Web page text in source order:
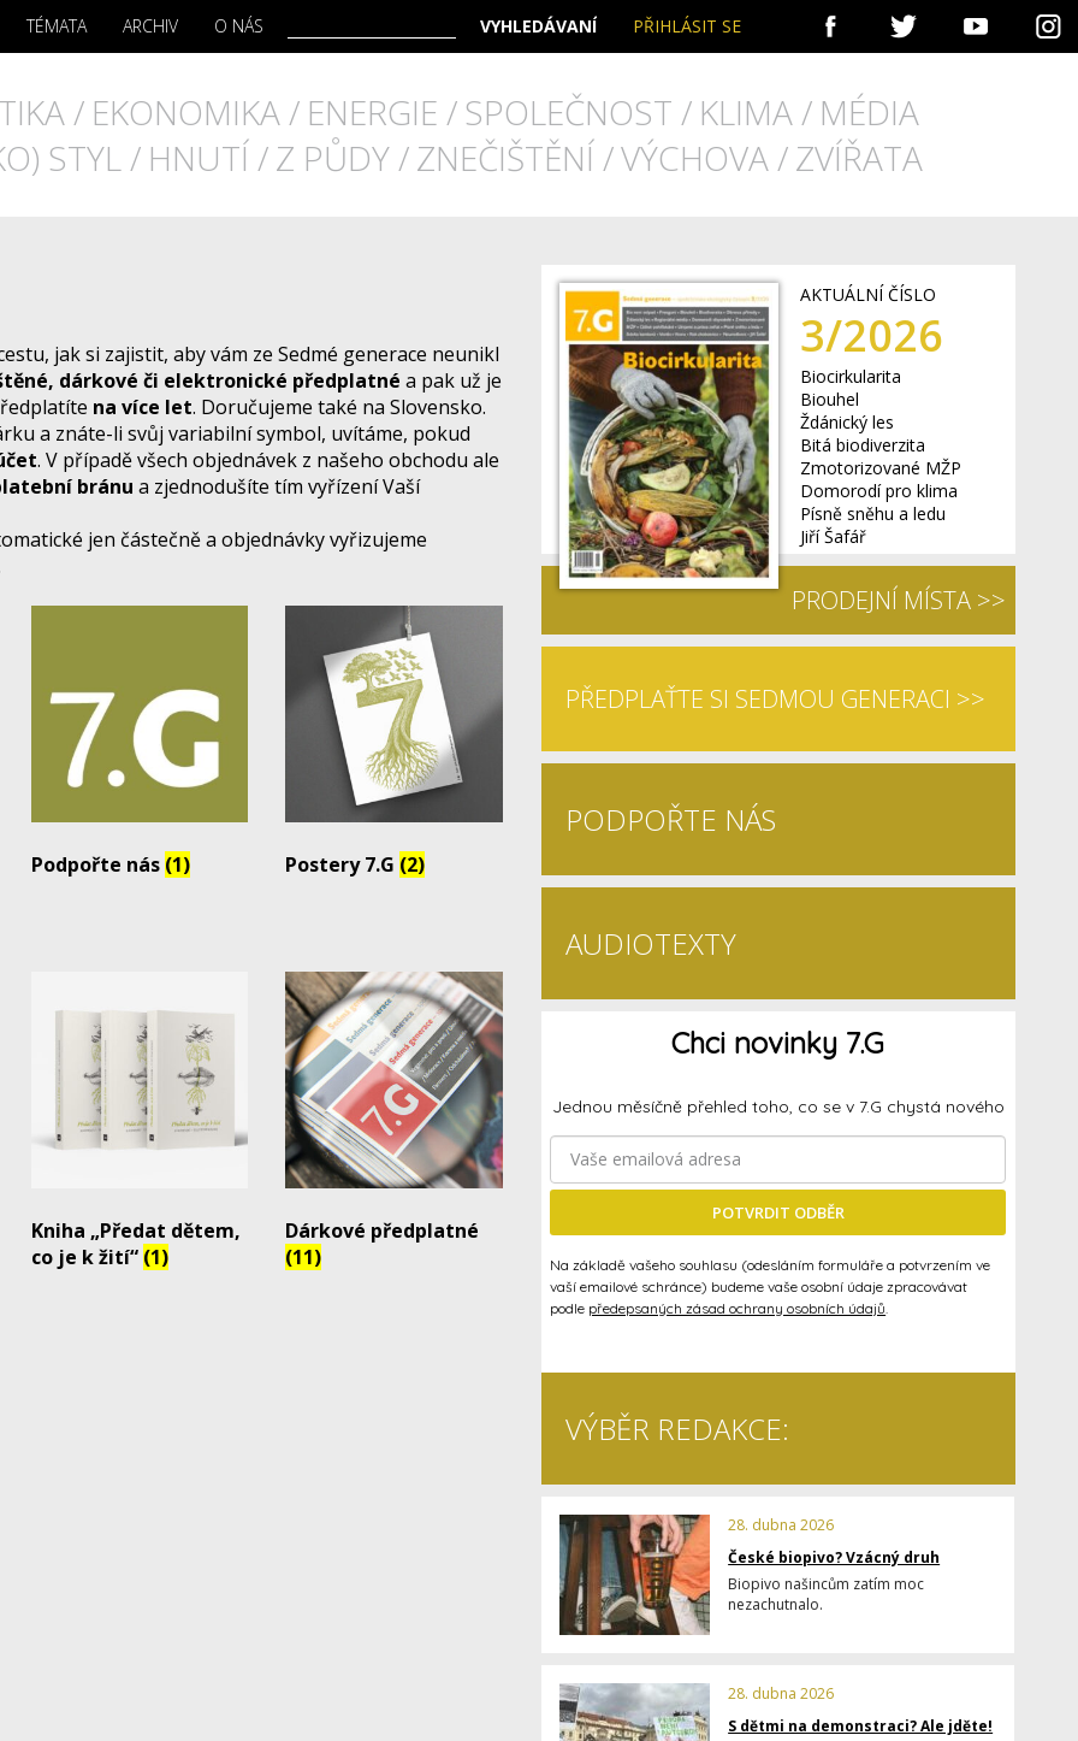
TÉMATA ARCHIV O NÁS PŘIHLÁSIT SE FACEBOOK TWITTER YOUTUBE
EKONOMIKA ENERGIE SPOLEČNOST KLIMA
MÉDIA
STYL HNUTÍ Z PŮDY ZNEČIŠTĚNÍ VÝCHOVA ZVÍŘATA
jak si zajistit, aby vám ze Sedmé generace neunikl
dárkové či elektronické předplatné a pak už je
na více let. Doručujeme také na Slovensko.
a znáte-li svůj variabilní symbol, uvítáme, pokud
. V případě všech objednávek z našeho obchodu ale
bránu a zjednodušíte tím vyřízení Vaší
jen částečně a objednávky vyřizujeme
Podpořte nás (1) Postery 7.G (2)
Kniha „Předat dětem,
co je k žití“ (1)
Dárkové předplatné
(11)
AKTUÁLNÍ ČÍSLO
3/2026
Biocirkularita
Biouhel
Ždánický les
Bitá biodiverzita
Zmotorizované MŽP
Domorodí pro klima
Písně sněhu a ledu
Jiří Šafář
PRODEJNÍ MÍSTA >>
PŘEDPLAŤTE SI SEDMOU GENERACI >>
PODPOŘTE NÁS
AUDIOTEXTY
Chci novinky 7.G
Jednou měsíčně přehled toho, co se v 7.G chystá nového
POTVRDIT ODBĚR
Na základě vašeho souhlasu (odesláním formuláře a potvrzením ve
vaší emailové schránce) budeme vaše osobní údaje zpracovávat
podle předepsaných zásad ochrany osobních údajů.
VÝBĚR REDAKCE:
28. dubna 2026
České biopivo? Vzácný druh
Biopivo našincům zatím moc
nezachutnalo.
28. dubna 2026
S dětmi na demonstraci? Ale jděte!